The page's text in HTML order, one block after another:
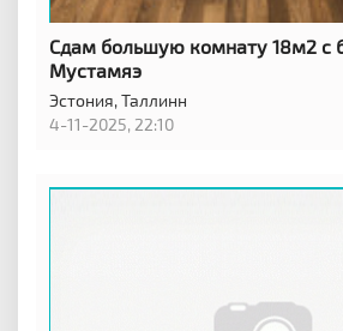
Сдам большую комнату 18м2 с
Мустамяэ
Эстония,Таллинн
4-11-2025, 22:10